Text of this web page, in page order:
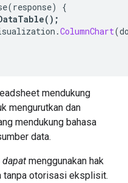
(response)
{
();
.ColumnChart(
mendukung
mengurutkan dan
mendukung bahasa
data.
menggunakan hak
tanpa otorisasi eksplisit.